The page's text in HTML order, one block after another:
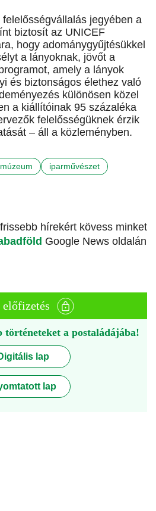
jegyében a
biztosít az UNICEF
hogy adománygyűjtésükkel
a lányoknak, jövőt a
amely a lányok
és biztonságos élethez való
különösen közel
a kiállítóinak 95 százaléka
felelősségüknek érzik
– áll a közleményben.
iparművészet
hírekért kövess minket
Google News oldalán
előfizetés
történeteket a postaládájába!
lap
lap